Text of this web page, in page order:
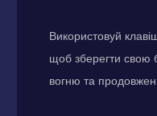
Використовуй
щоб зберегти свою
вогню та